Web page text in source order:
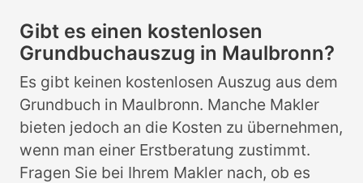
Gibt es einen kostenlosen
Grundbuchauszug in Maulbronn?
Es gibt keinen kostenlosen Auszug aus dem
Grundbuch in Maulbronn. Manche Makler
bieten jedoch an die Kosten zu übernehmen,
wenn man einer Erstberatung zustimmt.
Fragen Sie bei Ihrem Makler nach, ob es